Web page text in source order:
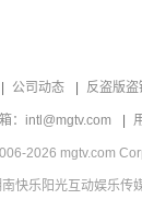
公司动态 反盗版盗
：intl@mgtv.com
2026 mgtv.com
快乐阳光互动娱乐传